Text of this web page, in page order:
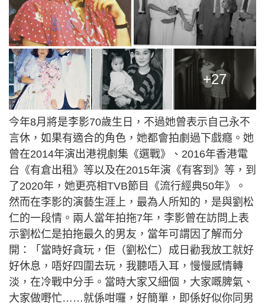
+27
今年8月將是李影70歲生日，不過她曾表示自己永不
言休，如果有適合的角色，她都會拍劇過下戲癮。她
曾在2014年演出港視劇集《選戰》、2016年香港電
台《有倉出租》等以及在2015年演《有客到》等，到
了2020年，她更亮相TVB節目《流行經典50年》。
然而在李影的演藝生涯上，最為人所知的，是與劉松
仁的一段情。兩人當年拍拖7年，李影曾在訪問上表
示劉松仁是拍拖最久的男友，當年可謂因了解而分
開：「當時好貪玩，佢（劉松仁）成日勸我放工就好
好休息，唔好四圍去玩，我聽唔入耳，慢慢感情轉
淡，在冷戰中分手。當時大家又細個，大家嘅脾氣、
大家做嘢忙……就係咁囉，好簡單，即係好似你同男